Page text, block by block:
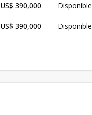
US$ 390,000 Disponible
US$ 390,000 Disponible